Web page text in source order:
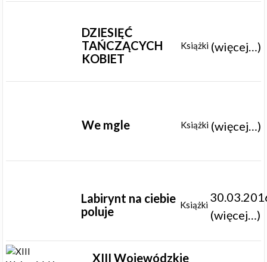
DZIESIĘĆ
TAŃCZĄCYCH
KOBIET
Książki (więcej…)
We mgle Książki (więcej…)
Labirynt na ciebie
poluje
Książki
(więcej…)
XIII Wojewódzkie